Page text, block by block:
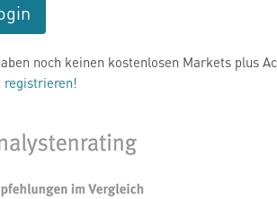
noch keinen kostenlosen Markets plus
registrieren!